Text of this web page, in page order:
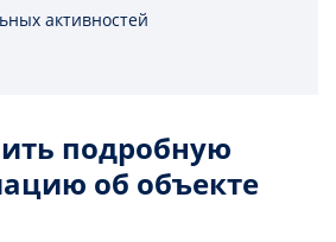
активностей
подробную
об объекте